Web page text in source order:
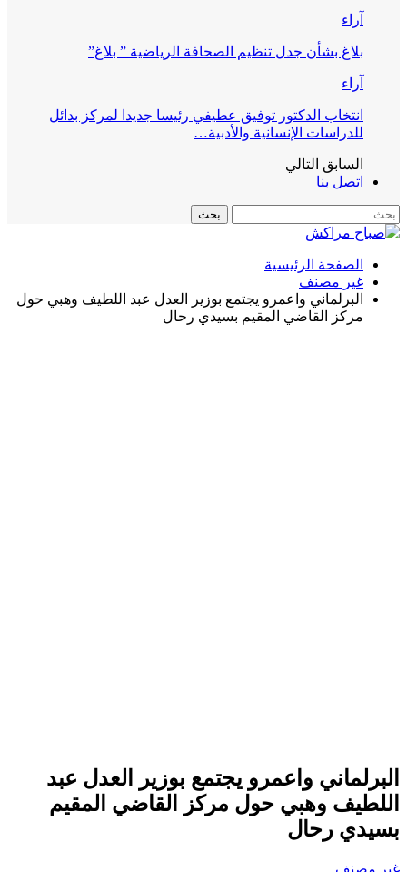
آراء
بلاغ بشأن جدل تنظيم الصحافة الرياضية ” بلاغ”
آراء
انتخاب الدكتور توفيق عطيفي رئيسا جديدا لمركز بدائل
للدراسات الإنسانية والأدبية…
السابق التالي
اتصل بنا
الصفحة الرئيسية
غير مصنف
البرلماني واعمرو يجتمع بوزير العدل عبد اللطيف وهبي حول
مركز القاضي المقيم بسيدي رحال
البرلماني واعمرو يجتمع بوزير العدل عبد
اللطيف وهبي حول مركز القاضي المقيم
بسيدي رحال
غير مصنف